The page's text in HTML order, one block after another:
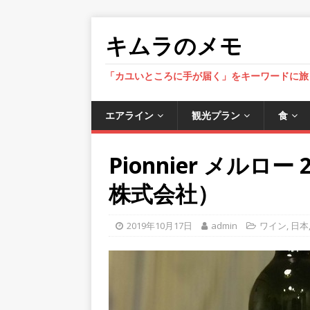
キムラのメモ
「カユいところに手が届く」をキーワードに
エアライン 観光プラン 食
Pionnier メルロー
株式会社）
2019年10月17日 admin ワイン, 日本